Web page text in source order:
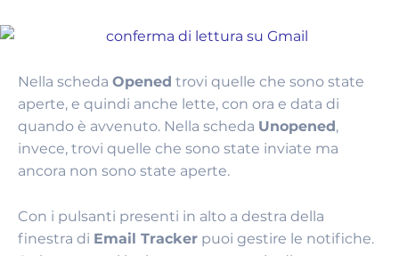
Nella scheda Opened trovi quelle che sono state
aperte, e quindi anche lette, con ora e data di
quando è avvenuto. Nella scheda Unopened,
invece, trovi quelle che sono state inviate ma
ancora non sono state aperte.
Con i pulsanti presenti in alto a destra della
finestra di Email Tracker puoi gestire le notifiche.